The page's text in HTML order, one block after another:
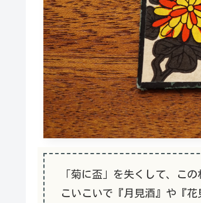
「菊に盃」を失くして、こ
こいこいで『月見酒』や『